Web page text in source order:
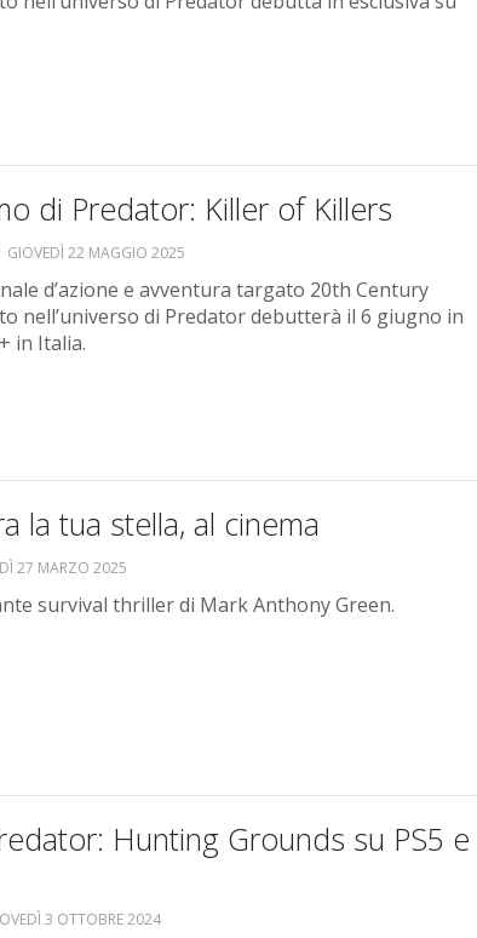
di Predator: Killer of Killers
GIOVEDÌ 22 MAGGIO 2025
d’azione e avventura targato 20th Century
nell’universo di Predator debutterà il 6 giugno in
in Italia.
la tua stella, al cinema
27 MARZO 2025
survival thriller di Mark Anthony Green.
Hunting Grounds su PS5 e
3 OTTOBRE 2024